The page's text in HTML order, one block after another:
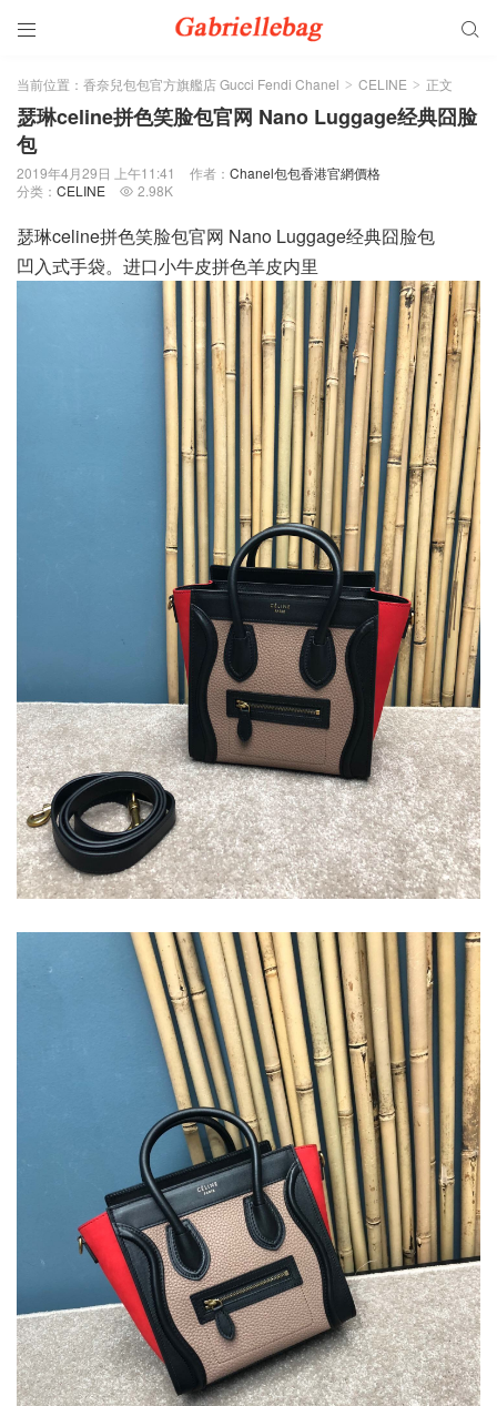
 
当前位置： 香奈兒包包官方旗艦店 Gucci Fendi Chanel > CELINE > 正文
瑟琳celine拼色笑脸包官网 Nano Luggage经典囧脸
包
2019年4月29日 上午11:41 作者： Chanel包包香港官網價格
分类： CELINE  2.98K
瑟琳celine拼色笑脸包官网 Nano Luggage经典囧脸包
凹入式手袋。进口小牛皮拼色羊皮内里